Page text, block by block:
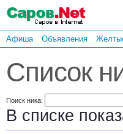
Афиша Объявления
Список
Поиск ника:
В списке